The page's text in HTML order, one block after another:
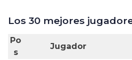
Los 30 mejores
Po
s
Jugador